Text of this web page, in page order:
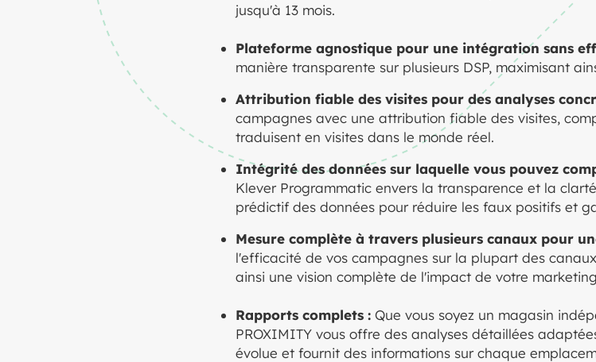
jusqu'à 13 mois.
Plateforme agnostique pour une intégration sans
manière transparente sur plusieurs DSP, maximisant
Attribution fiable des visites pour des analyses
campagnes avec une attribution fiable des visites,
traduisent en visites dans le monde réel.
Intégrité des données sur laquelle vous pouvez
Klever Programmatic envers la transparence et la
prédictif des données pour réduire les faux positifs et
Mesure complète à travers plusieurs canaux pour
l'efficacité de vos campagnes sur la plupart des
ainsi une vision complète de l'impact de votre
Rapports complets : Que vous soyez un magasin
PROXIMITY vous offre des analyses détaillées
évolue et fournit des informations sur chaque